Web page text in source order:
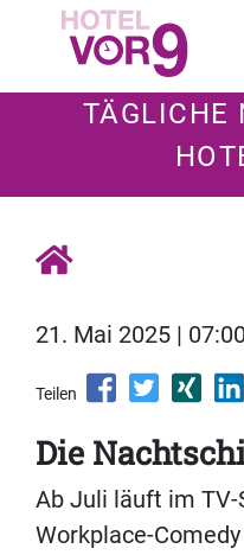
TÄGLICHE
21. Mai 2025 |
Teilen
Die
Ab Juli läuft im TV-
Workplace-